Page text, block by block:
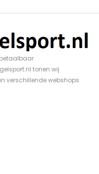
tonen wij
verschillende webshops.